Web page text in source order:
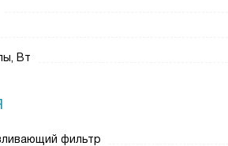
Вт
фильтр